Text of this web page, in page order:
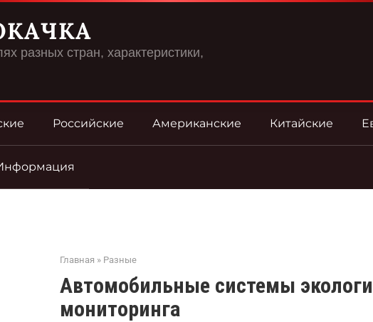
разных стран, характеристики,
Российские Американские Китайские
Главная » Разные
Автомобильные системы
мониторинга